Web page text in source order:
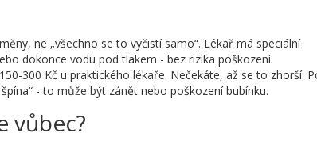
ne „všechno se to vyčistí samo“. Lékař má speciální
dokonce vodu pod tlakem - bez rizika poškození.
300 Kč u praktického lékaře. Nečekáte, až se to zhorší.
- to může být zánět nebo poškození bubínku.
vůbec?